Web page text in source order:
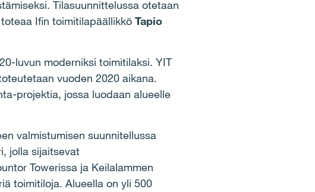
Tilasuunnittelussa otetaan
Ifin toimitilapäällikkö Tapio
luvun moderniksi toimitilaksi. YIT
vuoden 2020 aikana.
projektia, jossa luodaan alueelle
valmistumisen suunnitellussa
jolla sijaitsevat
Towerissa ja Keilalammen
toimitiloja. Alueella on yli 500